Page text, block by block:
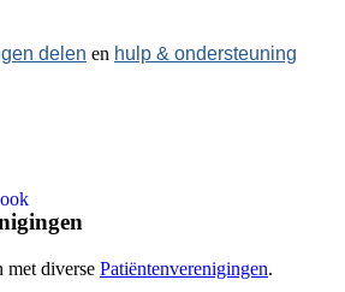
delen en hulp & ondersteuning
met diverse Patiëntenverenigingen.